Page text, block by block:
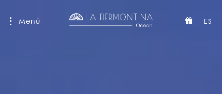
Menú ES